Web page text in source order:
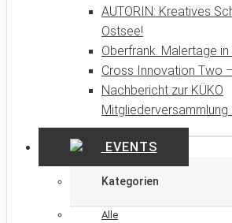
AUTORIN: Kreatives
Ostsee!
Oberfränk. Malertage
Cross Innovation Two
Nachbericht zur KÜKO
Mitgliederversammlung
EVENTS
Kategorien
Alle